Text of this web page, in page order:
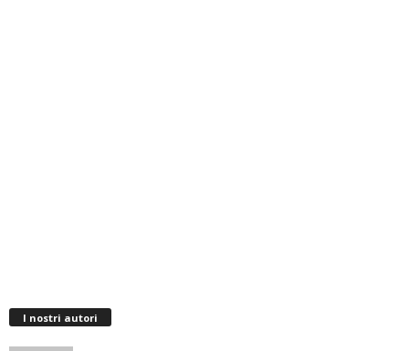
I nostri autori